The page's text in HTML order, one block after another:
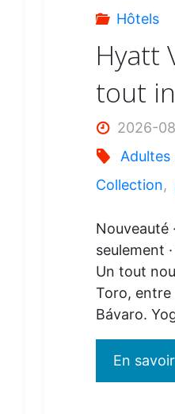
Hôtels
Hyatt
tout
2026-
Adultes
Collection,
Nouveauté
seulement
Un tout
Toro, entre
Bávaro.
En